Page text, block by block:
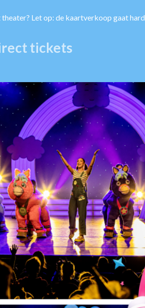
theater? Let op: de kaartverkoop gaat hard.
tickets